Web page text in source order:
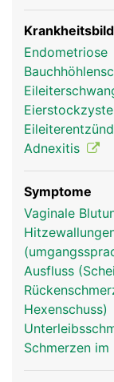
besitzt feine
Eizelle in die
Zeitpunkt
sind, erfolgt
Eileiter Frau
Endometriose
Adnexitis
Symptome
Vaginale
Ausfluss
Hexenschuss)
Schmerzen im